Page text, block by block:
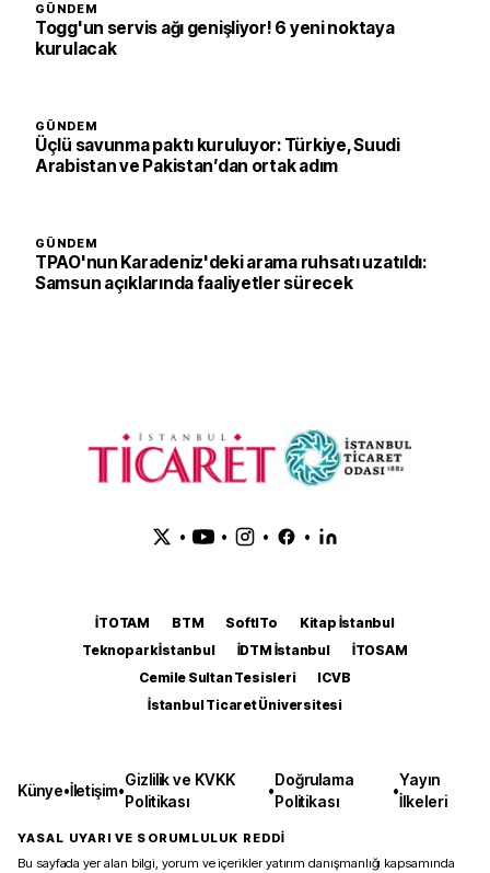
GÜNDEM
Togg'un servis ağı genişliyor! 6 yeni noktaya
kurulacak
GÜNDEM
Üçlü savunma paktı kuruluyor: Türkiye, Suudi
Arabistan ve Pakistan’dan ortak adım
GÜNDEM
TPAO'nun Karadeniz'deki arama ruhsatı uzatıldı:
Samsun açıklarında faaliyetler sürecek
• • • •
İTOTAM BTM SoftITo
Kitap İstanbul
Teknopark İstanbul
İDTM İstanbul
İTOSAM
Cemile Sultan Tesisleri
ICVB
İstanbul Ticaret Üniversitesi
Künye•İletişim•
Gizlilik ve KVKK
Politikası
•
Doğrulama
Politikası
•
Yayın
İlkeleri
YASAL UYARI VE SORUMLULUK REDDİ
Bu sayfada yer alan bilgi, yorum ve içerikler yatırım danışmanlığı kapsamında